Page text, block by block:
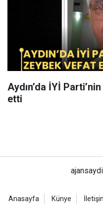
Aydın’da İYİ
etti
Anasayfa Künye